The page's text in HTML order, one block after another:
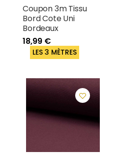
Coupon 3m Tissu
Bord Cote Uni
Bordeaux
18,99 €
LES 3 MÈTRES